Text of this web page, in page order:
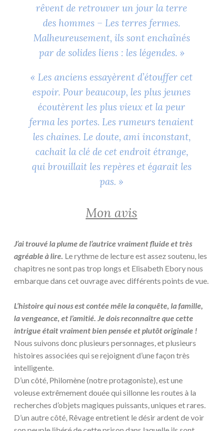
rêvent de retrouver un jour la terre
des hommes – Les terres fermes.
Malheureusement, ils sont enchaînés
par de solides liens : les légendes. »
« Les anciens essayèrent d’étouffer cet
espoir. Pour beaucoup, les plus jeunes
écoutèrent les plus vieux et la peur
ferma les portes. Les rumeurs tenaient
les chaines. Le doute, ami inconstant,
cachait la clé de cet endroit étrange,
qui brouillait les repères et égarait les
pas. »
Mon avis
J’ai trouvé la plume de l’autrice vraiment fluide et très
agréable à lire. Le rythme de lecture est assez soutenu, les
chapitres ne sont pas trop longs et Elisabeth Ebory nous
embarque dans cet ouvrage avec différents points de vue.
L’histoire qui nous est contée mêle la conquête, la famille,
la vengeance, et l’amitié. Je dois reconnaître que cette
intrigue était vraiment bien pensée et plutôt originale !
Nous suivons donc plusieurs personnages, et plusieurs
histoires associées qui se rejoignent d’une façon très
intelligente.
D’un côté, Philomène (notre protagoniste), est une
voleuse extrêmement douée qui sillonne les routes à la
recherches d’objets magiques puissants, uniques et rares.
D’un autre côté, Rêvage entretient le désir ardent de voir